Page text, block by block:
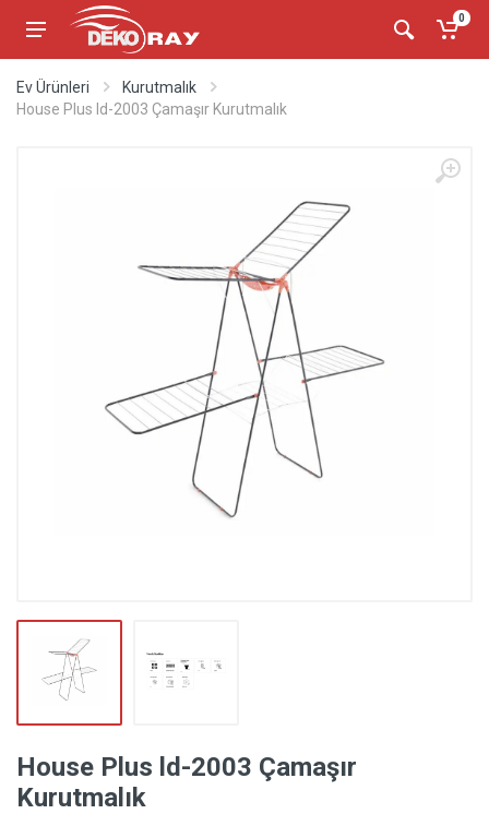
0
Ev Ürünleri
Kurutmalık
House Plus ld-2003 Çamaşır Kurutmalık
House Plus ld-2003 Çamaşır
Kurutmalık